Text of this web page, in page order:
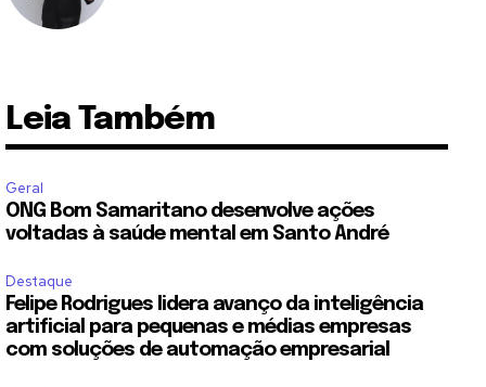
Leia Também
Geral
ONG Bom Samaritano desenvolve ações
voltadas à saúde mental em Santo André
Destaque
Felipe Rodrigues lidera avanço da inteligência
artificial para pequenas e médias empresas
com soluções de automação empresarial